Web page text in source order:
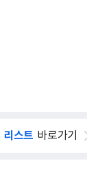
리스트 바로가기